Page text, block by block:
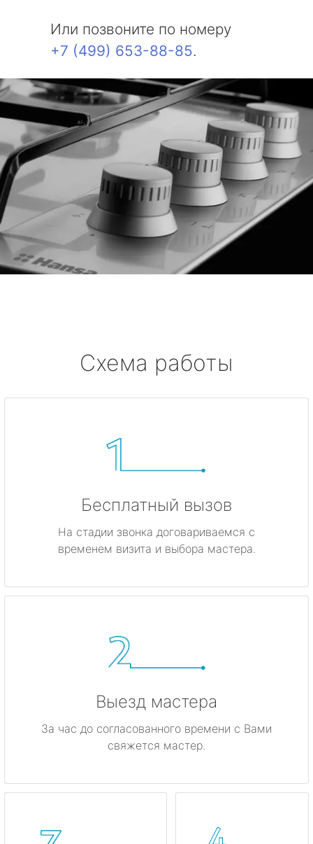
Или позвоните по номеру
+7 (499) 653-88-85.
Схема работы
Бесплатный вызов
На стадии звонка договариваемся с
временем визита и выбора мастера.
Выезд мастера
За час до согласованного времени с Вами
свяжется мастер.